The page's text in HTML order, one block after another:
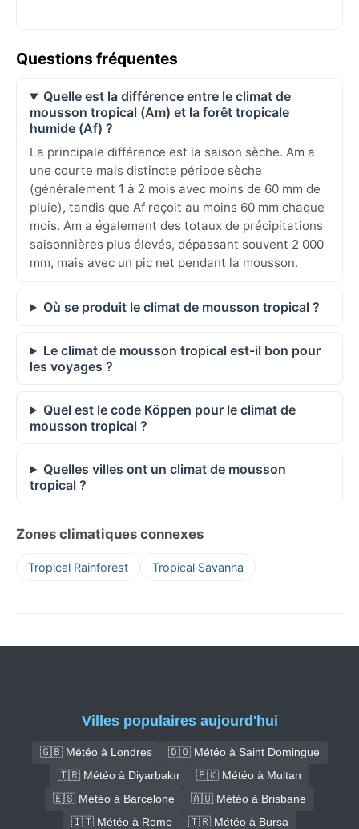
Questions fréquentes
Quelle est la différence entre le climat de
mousson tropical (Am) et la forêt tropicale
humide (Af) ?
La principale différence est la saison sèche. Am a
une courte mais distincte période sèche
(généralement 1 à 2 mois avec moins de 60 mm de
pluie), tandis que Af reçoit au moins 60 mm chaque
mois. Am a également des totaux de précipitations
saisonnières plus élevés, dépassant souvent 2 000
mm, mais avec un pic net pendant la mousson.
Où se produit le climat de mousson tropical ?
Le climat de mousson tropical est-il bon pour
les voyages ?
Quel est le code Köppen pour le climat de
mousson tropical ?
Quelles villes ont un climat de mousson
tropical ?
Zones climatiques connexes
Tropical Rainforest Tropical Savanna
Villes populaires aujourd'hui
🇬🇧 Météo à Londres
🇩🇴 Météo à Saint Domingue
🇹🇷 Météo à Diyarbakır
🇵🇰 Météo à Multan
🇪🇸 Météo à Barcelone
🇦🇺 Météo à Brisbane
🇮🇹 Météo à Rome
🇹🇷 Météo à Bursa